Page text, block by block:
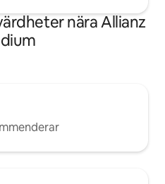
nära Allianz